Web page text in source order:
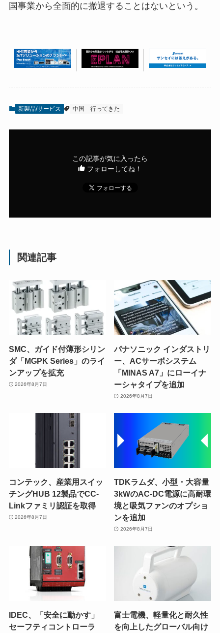
国事業から全面的に撤退することはないという。
新製品/サービス 中国 行ってきた
この記事が気に入ったら
フォローしてね！
関連記事
SMC、ガイド付薄形シリン
ダ「MGPK Series」のライ
ンアップを拡充
2026年8月7日
パナソニック インダストリ
ー、ACサーボシステム
「MINAS A7」にローイナ
ーシャタイプを追加
2026年8月7日
コンテック、産業用スイッ
チングHUB 12製品でCC-
Linkファミリ認証を取得
2026年8月7日
TDKラムダ、小型・大容量
3kWのAC-DC電源に高耐環
境と吸気ファンのオプショ
ンを追加
2026年8月7日
IDEC、「安全に動かす」
セーフティコントローラ
富士電機、軽量化と耐久性
を向上したグローバル向け